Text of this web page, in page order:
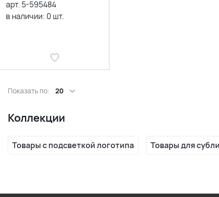
арт. 5-595484
в наличии: 0 шт.
Показать по: 20
Коллекции
Товары с подсветкой логотипа Товары для